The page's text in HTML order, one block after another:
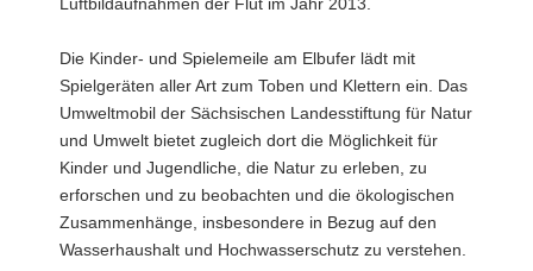
Die Kinder- und Spielemeile am Elbufer lädt mit
Spielgeräten aller Art zum Toben und Klettern ein. Das
Umweltmobil der Sächsischen Landesstiftung für Natur
und Umwelt bietet zugleich dort die Möglichkeit für
Kinder und Jugendliche, die Natur zu erleben, zu
erforschen und zu beobachten und die ökologischen
Zusammenhänge, insbesondere in Bezug auf den
Wasserhaushalt und Hochwasserschutz zu verstehen.